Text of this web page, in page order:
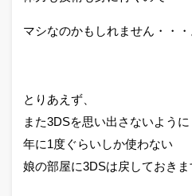
マシなのかもしれません・・・
とりあえず、
また3DSを思い出さないように
年に1度ぐらいしか使わない
娘の部屋に3DSは戻しておきま